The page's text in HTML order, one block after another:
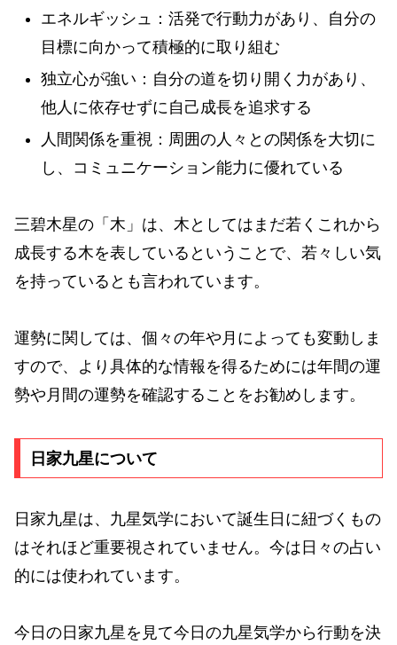
エネルギッシュ：活発で行動力があり、自分の
目標に向かって積極的に取り組む
独立心が強い：自分の道を切り開く力があり、
他人に依存せずに自己成長を追求する
人間関係を重視：周囲の人々との関係を大切に
し、コミュニケーション能力に優れている
三碧木星の「木」は、木としてはまだ若くこれから
成長する木を表しているということで、若々しい気
を持っているとも言われています。
運勢に関しては、個々の年や月によっても変動しま
すので、より具体的な情報を得るためには年間の運
勢や月間の運勢を確認することをお勧めします。
日家九星について
日家九星は、九星気学において誕生日に紐づくもの
はそれほど重要視されていません。今は日々の占い
的には使われています。
今日の日家九星を見て今日の九星気学から行動を決